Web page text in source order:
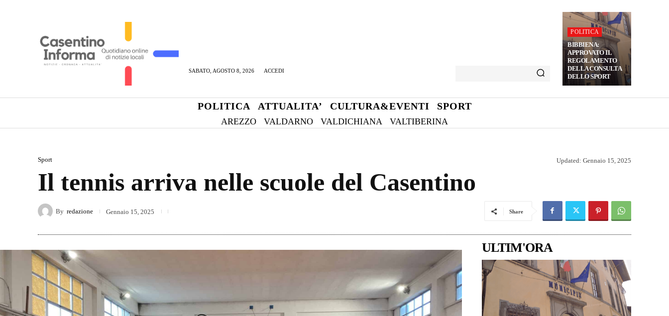
SABATO, AGOSTO 8, 2026 ACCEDI
POLITICA
BIBBIENA:
APPROVATO IL
REGOLAMENTO
DELLA CONSULTA
DELLO SPORT
POLITICA ATTUALITA’ CULTURA&EVENTI SPORT
AREZZO VALDARNO VALDICHIANA VALTIBERINA
Sport Updated: Gennaio 15, 2025
Il tennis arriva nelle scuole del Casentino
By redazione Gennaio 15, 2025 Share
ULTIM'ORA